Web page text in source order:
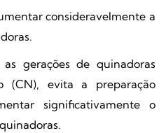
consideravelmente a
gerações de quinadoras
(CN), evita a preparação
significativamente o